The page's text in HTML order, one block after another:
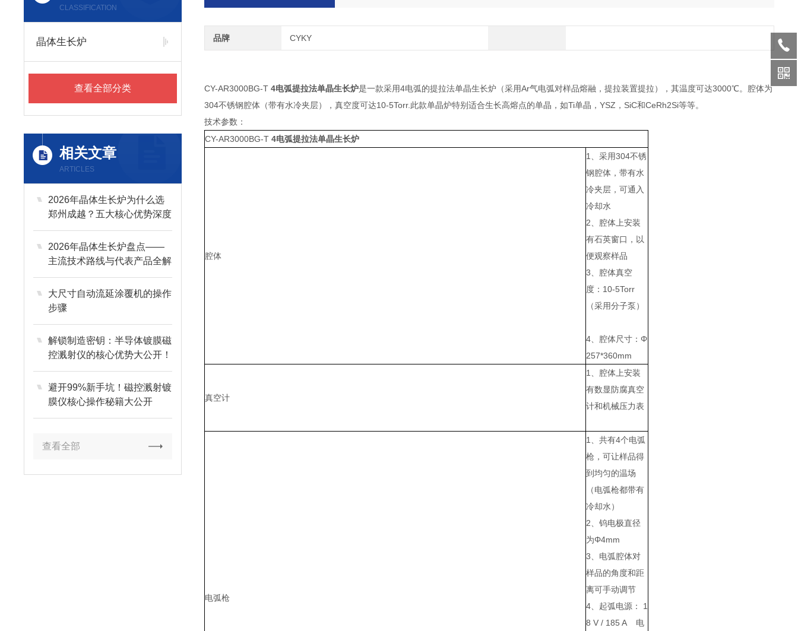
CLASSIFICATION
晶体生长炉
查看全部分类
相关文章
ARTICLES
2026年晶体生长炉为什么选
郑州成越？五大核心优势深度
解读
2026年晶体生长炉盘点——
主流技术路线与代表产品全解
析
大尺寸自动流延涂覆机的操作
步骤
解锁制造密钥：半导体镀膜磁
控溅射仪的核心优势大公开！
避开99%新手坑！磁控溅射镀
膜仪核心操作秘籍大公开
查看全部
品牌 CYKY
CY-AR3000BG-T 4电弧提拉法单晶生长炉是一款采用4电弧的提拉法单晶生长炉（采用Ar气电弧对样品熔融，提拉装置提拉），其温度可达3000℃。腔体为
304不锈钢腔体（带有水冷夹层），真空度可达10-5Torr.此款单晶炉特别适合生长高熔点的单晶，如Ti单晶，YSZ，SiC和CeRh2Si等等。
技术参数：
CY-AR3000BG-T 4电弧提拉法单晶生长炉
腔体
1、采用304不锈
钢腔体，带有水
冷夹层，可通入
冷却水
2、腔体上安装
有石英窗口，以
便观察样品
3、腔体真空
度：10-5Torr
（采用分子泵）
4、腔体尺寸：Φ
257*360mm
真空计
1、腔体上安装
有数显防腐真空
计和机械压力表
电弧枪
1、共有4个电弧
枪，可让样品得
到均匀的温场
（电弧枪都带有
冷却水）
2、钨电极直径
为Φ4mm
3、电弧腔体对
样品的角度和距
离可手动调节
4、起弧电源： 1
8 V / 185 A 电